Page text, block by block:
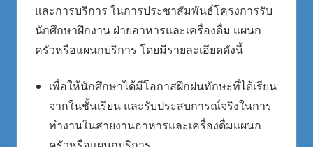
และการบริการ ในการประชาสัมพันธ์โครงการรับ
นักศึกษาฝึกงาน ฝ่ายอาหารและเครื่องดื่ม แผนก
ครัวหรือแผนกบริการ โดยมีรายละเอียดดังนี้
เพื่อให้นักศึกษาได้มีโอกาสฝึกฝนทักษะที่ได้เรียน
จากในชั้นเรียน และรับประสบการณ์จริงในการ
ทำงานในสายงานอาหารและเครื่องดื่มแผนก